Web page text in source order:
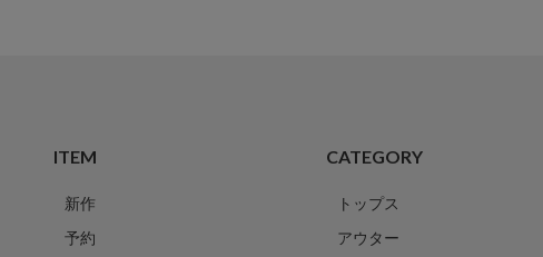
ITEM
新作
予約
CATEGORY
トップス
アウター